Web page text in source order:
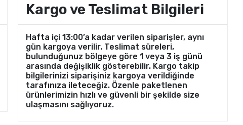
Kargo ve Teslimat Bilgileri
Hafta içi 13:00’a kadar verilen siparişler, aynı
gün kargoya verilir. Teslimat süreleri,
bulunduğunuz bölgeye göre 1 veya 3 iş günü
arasında değişiklik gösterebilir. Kargo takip
bilgilerinizi siparişiniz kargoya verildiğinde
tarafınıza ileteceğiz. Özenle paketlenen
ürünlerimizin hızlı ve güvenli bir şekilde size
ulaşmasını sağlıyoruz.